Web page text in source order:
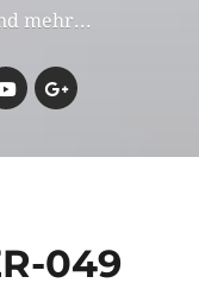
mehr...
049